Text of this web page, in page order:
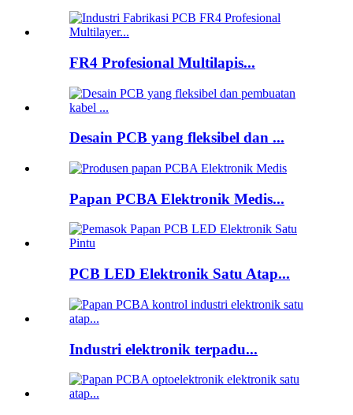
FR4 Profesional Multilapis...
Desain PCB yang fleksibel dan ...
Papan PCBA Elektronik Medis...
PCB LED Elektronik Satu Atap...
Industri elektronik terpadu...